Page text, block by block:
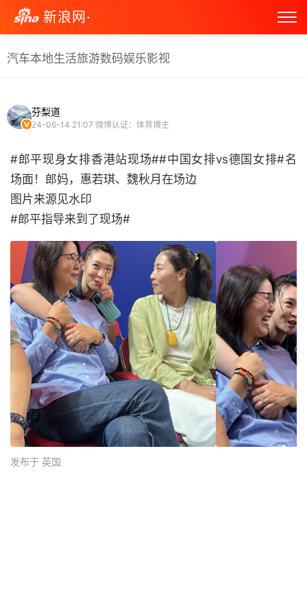
新浪网·
汽车本地生活旅游数码娱乐影视
芬梨道
24-06-14 21:07 微博认证：体育博主
#郎平现身女排香港站现场##中国女排vs德国女排#名
场面！郎妈，惠若琪、魏秋月在场边
图片来源见水印
#郎平指导来到了现场# ​
发布于 英国